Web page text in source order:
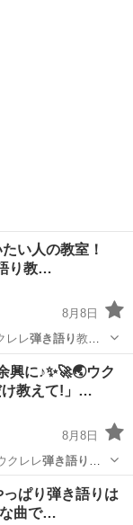
い人の教室！
り教…
8月8日
レレ弾き語り教室
興に♪✨🚀🌏ウク
け教えて!」…
8月8日
非、ウクレレ弾き語り
…
っぱり弾き語りは
曲で…